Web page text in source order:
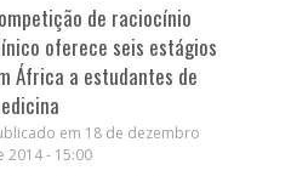
de raciocínio
oferece seis estágios
África a estudantes de
em 18 de dezembro
2014 - 15:00